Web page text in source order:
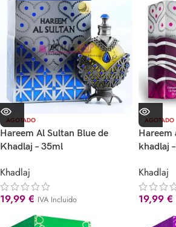
AGOTADO
Hareem Al Sultan Blue de
Khadlaj – 35ml
Khadlaj
19,99 € IVA Incluido
AGOTADO
Hareem
khadlaj
Khadlaj
19,99 €